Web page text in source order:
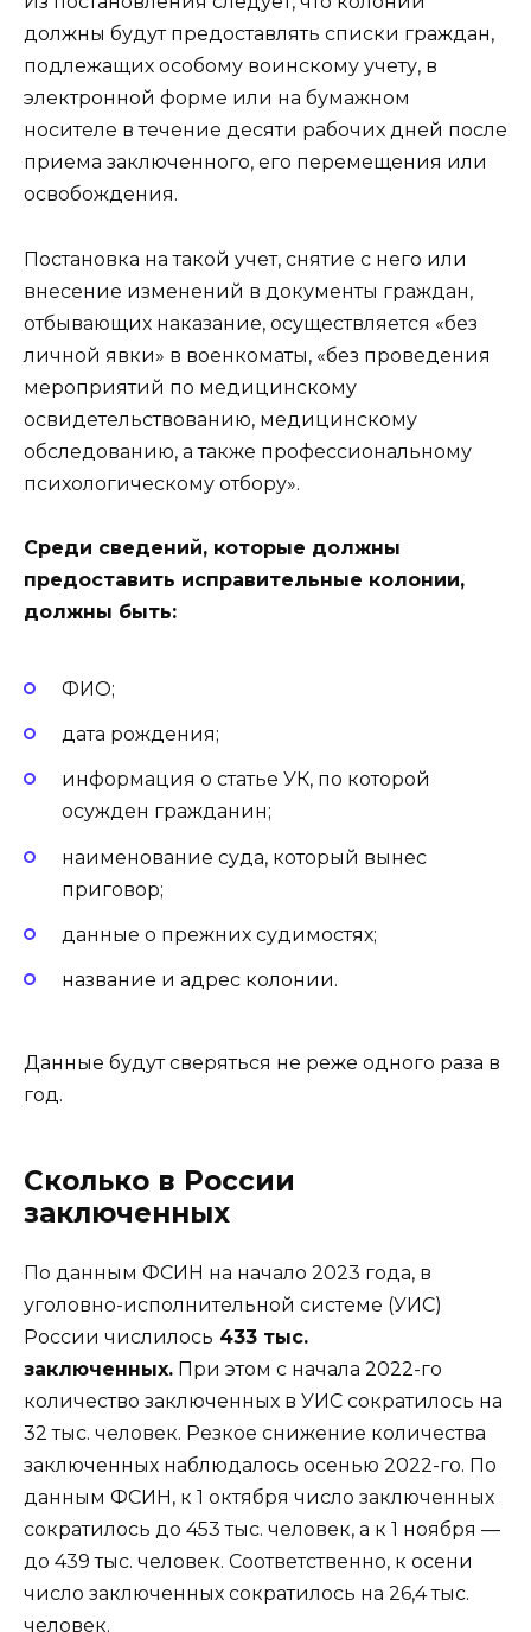
должны будут предоставлять списки граждан,
подлежащих особому воинскому учету, в
электронной форме или на бумажном
носителе в течение десяти рабочих дней после
приема заключенного, его перемещения или
освобождения.
Постановка на такой учет, снятие с него или
внесение изменений в документы граждан,
отбывающих наказание, осуществляется «без
личной явки» в военкоматы, «без проведения
мероприятий по медицинскому
освидетельствованию, медицинскому
обследованию, а также профессиональному
психологическому отбору».
Среди сведений, которые должны
предоставить исправительные колонии,
должны быть:
ФИО;
дата рождения;
информация о статье УК, по которой
осужден гражданин;
наименование суда, который вынес
приговор;
данные о прежних судимостях;
название и адрес колонии.
Данные будут сверяться не реже одного раза в
год.
Сколько в России
заключенных
По данным ФСИН на начало 2023 года, в
уголовно-исполнительной системе (УИС)
России числилось 433 тыс.
заключенных. При этом с начала 2022-го
количество заключенных в УИС сократилось на
32 тыс. человек. Резкое снижение количества
заключенных наблюдалось осенью 2022-го. По
данным ФСИН, к 1 октября число заключенных
сократилось до 453 тыс. человек, а к 1 ноября —
до 439 тыс. человек. Соответственно, к осени
число заключенных сократилось на 26,4 тыс.
человек.